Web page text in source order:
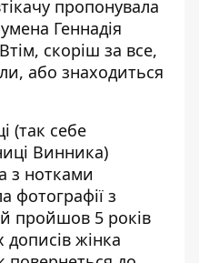
пропонувала
Геннадія
скоріш за все,
або знаходиться
(так себе
Винника)
з нотками
фотографії з
пройшов 5 років
дописів жінка